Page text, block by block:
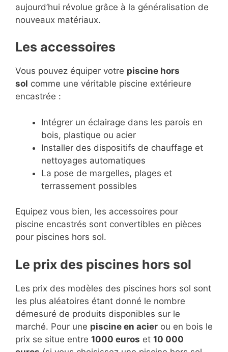
aujourd’hui révolue grâce à la généralisation de
nouveaux matériaux.
Les accessoires
Vous pouvez équiper votre piscine hors
sol comme une véritable piscine extérieure
encastrée :
Intégrer un éclairage dans les parois en
bois, plastique ou acier
Installer des dispositifs de chauffage et
nettoyages automatiques
La pose de margelles, plages et
terrassement possibles
Equipez vous bien, les accessoires pour
piscine encastrés sont convertibles en pièces
pour piscines hors sol.
Le prix des piscines hors sol
Les prix des modèles des piscines hors sol sont
les plus aléatoires étant donné le nombre
démesuré de produits disponibles sur le
marché. Pour une piscine en acier ou en bois le
prix se situe entre 1000 euros et 10 000